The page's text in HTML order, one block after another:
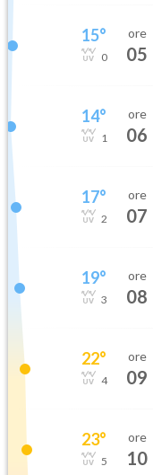
15°
0
ore
05
14°
1
ore
06
17°
2
ore
07
19°
3
ore
08
22°
4
ore
09
23°
5
ore
10